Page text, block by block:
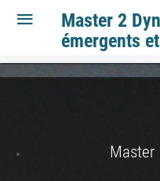
Master 2
émergents